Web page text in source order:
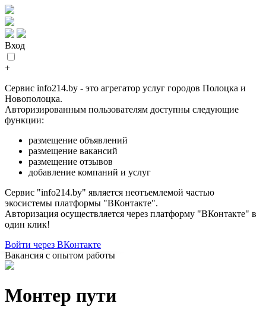
Вход
+
Сервис info214.by - это агрегатор услуг городов Полоцка и
Новополоцка.
Авторизированным пользователям доступны следующие
функции:
размещение объявлений
размещение вакансий
размещение отзывов
добавление компаний и услуг
Сервис "info214.by" является неотъемлемой частью
экосистемы платформы "ВКонтакте".
Авторизация осуществляется через платформу "ВКонтакте" в
один клик!
Войти через ВКонтакте
Вакансия с опытом работы
Монтер пути